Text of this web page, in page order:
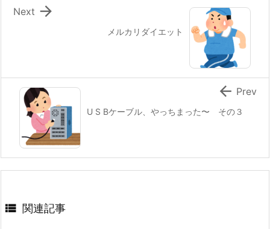
メルカリダイエット

Next
U S Bケーブル、やっちまった〜 その３
 Prev
 関連記事